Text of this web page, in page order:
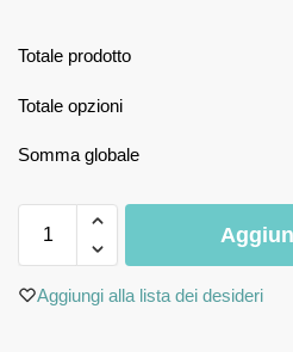
Totale prodotto
Totale opzioni
Somma globale
Aggiungi alla lista dei desideri